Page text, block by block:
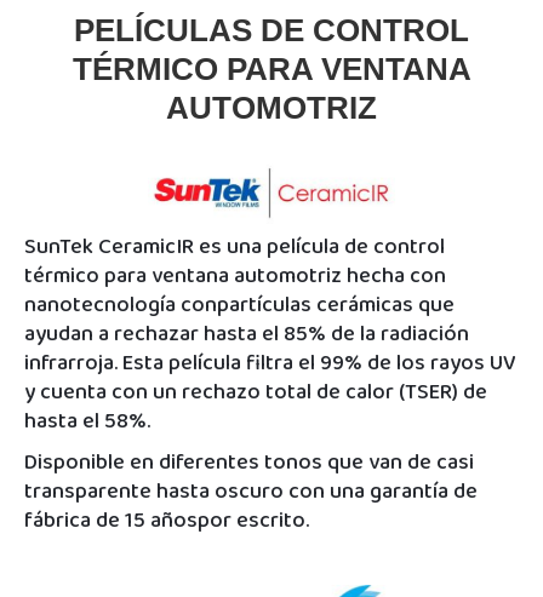
PELÍCULAS DE CONTROL
TÉRMICO PARA VENTANA
AUTOMOTRIZ
SunTek CeramicIR es una película de control
térmico para ventana automotriz hecha con
nanotecnología conpartículas cerámicas que
ayudan a rechazar hasta el 85% de la radiación
infrarroja. Esta película filtra el 99% de los rayos UV
y cuenta con un rechazo total de calor (TSER) de
hasta el 58%.
Disponible en diferentes tonos que van de casi
transparente hasta oscuro con una garantía de
fábrica de 15 añospor escrito.